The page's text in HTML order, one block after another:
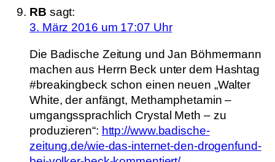
RB sagt:
3. März 2016 um 17:07 Uhr
Die Badische Zeitung und Jan Böhmermann
machen aus Herrn Beck unter dem Hashtag
#breakingbeck schon einen neuen „Walter
White, der anfängt, Methamphetamin –
umgangssprachlich Crystal Meth – zu
produzieren“: http://www.badische-
zeitung.de/wie-das-internet-den-drogenfund-